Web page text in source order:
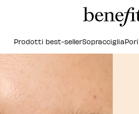
Prodotti best-sellerSopraccigliaPori